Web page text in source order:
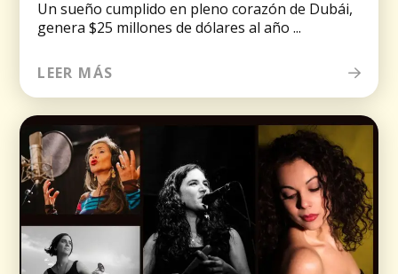
Un sueño cumplido en pleno corazón de Dubái,
genera $25 millones de dólares al año ...
LEER MÁS